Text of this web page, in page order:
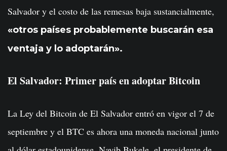
Salvador y el costo de las remesas baja sustancialmente,
«otros países probablemente buscarán esa
ventaja y lo adoptarán».
El Salvador: Primer país en adoptar Bitcoin
La Ley del Bitcoin de El Salvador entró en vigor el 7 de
septiembre y el BTC es ahora una moneda nacional junto